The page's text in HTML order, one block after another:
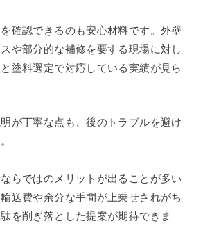
確認できるのも安心材料です。外壁
や部分的な補修を要する現場に対し
塗料選定で対応している実績が見ら
が丁寧な点も、後のトラブルを避け
らではのメリットが出ることが多い
送費や余分な手間が上乗せされがち
を削ぎ落とした提案が期待できま